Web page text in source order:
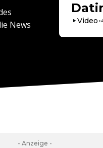
Video•
News
- Anzeige -